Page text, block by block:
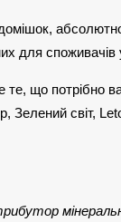
для споживачів
що потрібно
Зелений світ,